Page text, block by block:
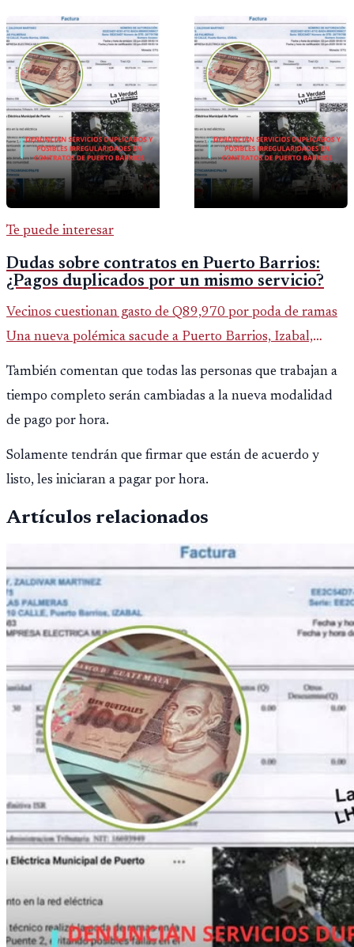
Te puede interesar
Dudas sobre contratos en Puerto Barrios:
¿Pagos duplicados por un mismo servicio?
Vecinos cuestionan gasto de Q89,970 por poda de ramas
Una nueva polémica sacude a Puerto Barrios, Izabal,
luego de que saliera a la luz un contrato municipal que
asigna casi Q90 mi
También comentan que todas las personas que trabajan a
tiempo completo serán cambiadas a la nueva modalidad
de pago por hora.
Solamente tendrán que firmar que están de acuerdo y
listo, les iniciaran a pagar por hora.
Artículos relacionados